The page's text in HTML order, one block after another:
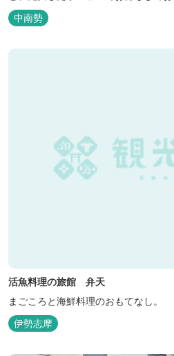
や物販店もあります。
中南勢
活魚料理の旅館 弁天
まごころと海鮮料理のおもてなし。
伊勢志摩